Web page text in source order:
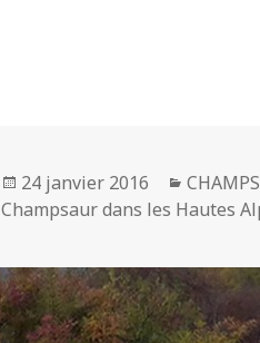
Publié
le
24 janvier 2016
Champsaur dans les Hautes